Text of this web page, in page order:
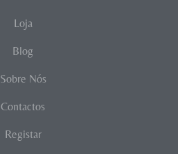
Loja
Blog
Sobre Nós
Contactos
Registar